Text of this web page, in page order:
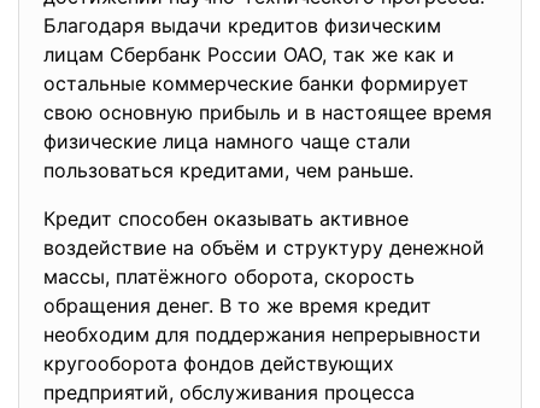
Благодаря выдачи кредитов физическим
лицам Сбербанк России ОАО, так же как и
остальные коммерческие банки формирует
свою основную прибыль и в настоящее время
физические лица намного чаще стали
пользоваться кредитами, чем раньше.
Кредит способен оказывать активное
воздействие на объём и структуру денежной
массы, платёжного оборота, скорость
обращения денег. В то же время кредит
необходим для поддержания непрерывности
кругооборота фондов действующих
предприятий, обслуживания процесса